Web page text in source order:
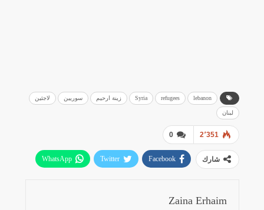
lebanon
refugees
Syria زينة ارحيم سوريين لاجئين
لبنان
0 2٬351
شارك Facebook
Twitter
WhatsApp
Zaina Erhaim